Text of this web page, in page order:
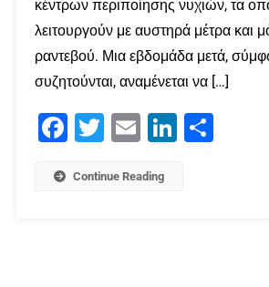
κέντρων περιποίησης νυχιών, τα
λειτουργούν με αυστηρά μέτρα και
ραντεβού. Μια εβδομάδα μετά,
συζητούνται, αναμένεται να […]
Facebook
Twitter Email LinkedIn
Continue Reading